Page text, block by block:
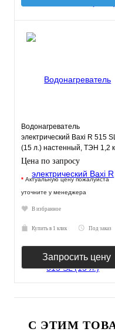
Водонагреватель
электрический Baxi R 515
(15 л.) настенный, ТЭН 1,2
Цена по запросу
* Актуальную цену пожалуйста
уточните у менеджера
В избранное
Купить в 1 клик Под заказ
Запросить цену
С ЭТИМ